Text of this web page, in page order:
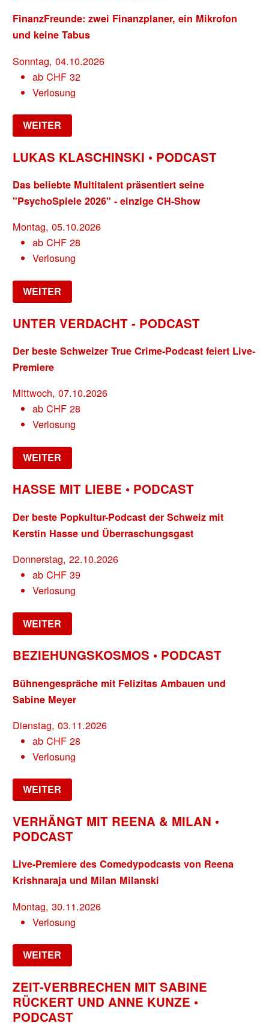
FinanzFreunde: zwei Finanzplaner, ein Mikrofon
und keine Tabus
Sonntag, 04.10.2026
ab CHF32
Verlosung
WEITER
LUKAS KLASCHINSKI • PODCAST
Das beliebte Multitalent präsentiert seine
"PsychoSpiele 2026" - einzige CH-Show
Montag, 05.10.2026
ab CHF28
Verlosung
WEITER
UNTER VERDACHT - PODCAST
Der beste Schweizer True Crime-Podcast feiert Live-
Premiere
Mittwoch, 07.10.2026
ab CHF28
Verlosung
WEITER
HASSE MIT LIEBE • PODCAST
Der beste Popkultur-Podcast der Schweiz mit
Kerstin Hasse und Überraschungsgast
Donnerstag, 22.10.2026
ab CHF39
Verlosung
WEITER
BEZIEHUNGSKOSMOS • PODCAST
Bühnengespräche mit Felizitas Ambauen und
Sabine Meyer
Dienstag, 03.11.2026
ab CHF28
Verlosung
WEITER
VERHÄNGT MIT REENA & MILAN •
PODCAST
Live-Premiere des Comedypodcasts von Reena
Krishnaraja und Milan Milanski
Montag, 30.11.2026
Verlosung
WEITER
ZEIT-VERBRECHEN MIT SABINE
RÜCKERT UND ANNE KUNZE •
PODCAST